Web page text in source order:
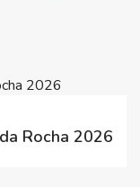
Rocha 2026